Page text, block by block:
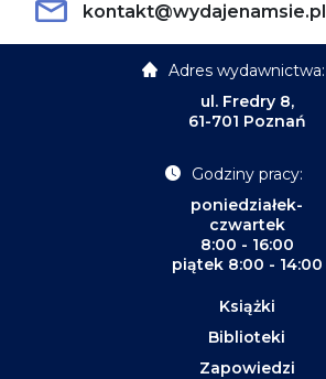
kontakt@wydajenamsie.pl
Adres wydawnictwa:
ul. Fredry 8,
61-701 Poznań
Godziny pracy:
poniedziałek-
czwartek
8:00 - 16:00
piątek 8:00 - 14:00
Książki
Biblioteki
Zapowiedzi